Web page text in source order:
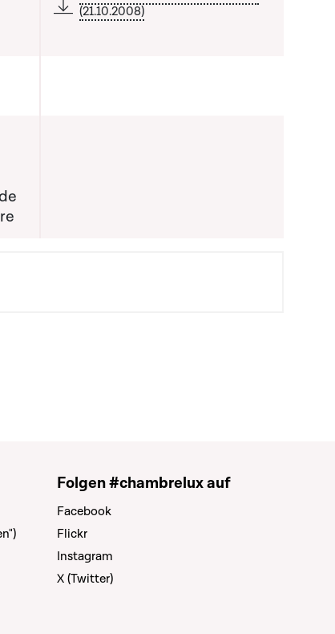
(21.10.2008)
Folgen #chambrelux auf
Facebook
Flickr
Instagram
X (Twitter)